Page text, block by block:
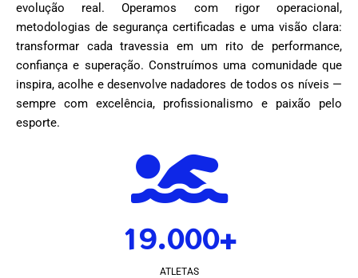
evolução real. Operamos com rigor operacional,
metodologias de segurança certificadas e uma visão clara:
transformar cada travessia em um rito de performance,
confiança e superação. Construímos uma comunidade que
inspira, acolhe e desenvolve nadadores de todos os níveis —
sempre com excelência, profissionalismo e paixão pelo
esporte.
19.000+
ATLETAS